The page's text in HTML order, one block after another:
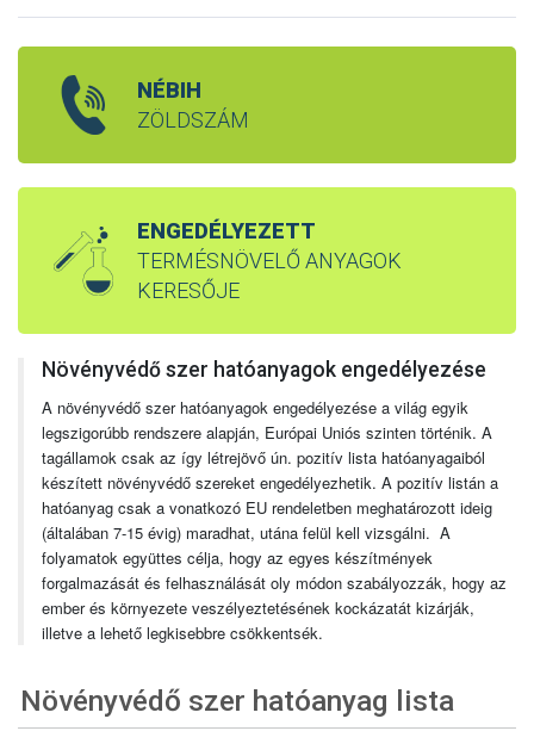
NÉBIH
ZÖLDSZÁM
ENGEDÉLYEZETT
TERMÉSNÖVELŐ ANYAGOK
KERESŐJE
Növényvédő szer hatóanyagok engedélyezése
A növényvédő szer hatóanyagok engedélyezése a világ egyik
legszigorúbb rendszere alapján, Európai Uniós szinten történik. A
tagállamok csak az így létrejövő ún. pozitív lista hatóanyagaiból
készített növényvédő szereket engedélyezhetik. A pozitív listán a
hatóanyag csak a vonatkozó EU rendeletben meghatározott ideig
(általában 7-15 évig) maradhat, utána felül kell vizsgálni. A
folyamatok együttes célja, hogy az egyes készítmények
forgalmazását és felhasználását oly módon szabályozzák, hogy az
ember és környezete veszélyeztetésének kockázatát kizárják,
illetve a lehető legkisebbre csökkentsék.
Növényvédő szer hatóanyag lista